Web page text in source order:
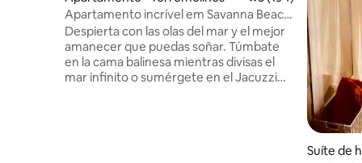
Apartamento incrível em Savanna Beach
com jacuzzi
Despierta con las olas del mar y el mejor
amanecer que puedas soñar. Túmbate
en la cama balinesa mientras divisas el
mar infinito o sumérgete en el Jacuzzi
Suíte de